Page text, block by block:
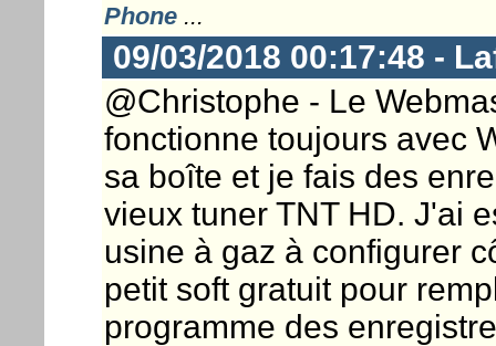
Phone...
09/03/2018 00:17:48 -
@Christophe - Le
fonctionne toujours avec
sa boîte et je fais des
vieux tuner TNT HD. J'ai
usine à gaz à configurer
petit soft gratuit pour
programme des